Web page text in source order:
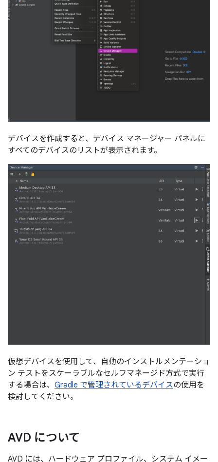
デバイスを作成すると、デバイス マネージャー パネルに
すべてのデバイスのリストが表示されます。
仮想デバイスを使用して、自動のインストルメンテーショ
ン テストをスケーラブルなセルフマネージド方式で実行
する場合は、 Gradle で管理されているデバイスの使用を
検討してください。
AVD について
AVD には、ハードウェア プロファイル、システム イメー